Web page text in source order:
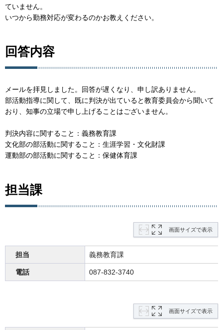
ていません。
いつから勤務対応が変わるのかお教えください。
回答内容
メールを拝見しました。回答が遅くなり、申し訳ありません。
部活動指導に関して、既に判決が出ていると教育委員会から聞いて
おり、知事の立場で申し上げることはございません。
判決内容に関すること：義務教育課
文化部の部活動に関すること：生涯学習・文化財課
運動部の部活動に関すること：保健体育課
担当課
画面サイズで表示
担当 義務教育課
電話 087-832-3740
画面サイズで表示